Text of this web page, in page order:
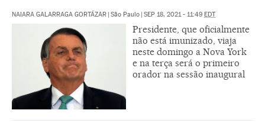
NAIARA GALARRAGA GORTÁZAR | São Paulo | SEP 18, 2021 - 11:49 EDT
Presidente, que oficialmente
não está imunizado, viaja
neste domingo a Nova York
e na terça será o primeiro
orador na sessão inaugural